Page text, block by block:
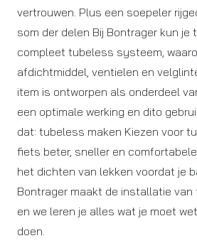
vertrouwen. Plus een soepeler
som der delen Bij Bontrager kun je
compleet tubeless systeem,
afdichtmiddel, ventielen en
item is ontworpen als onderdeel
een optimale werking en dito
dat: tubeless maken Kiezen voor
fiets beter, sneller en
het dichten van lekken voordat je
Bontrager maakt de installatie
en we leren je alles wat je moet
doen.